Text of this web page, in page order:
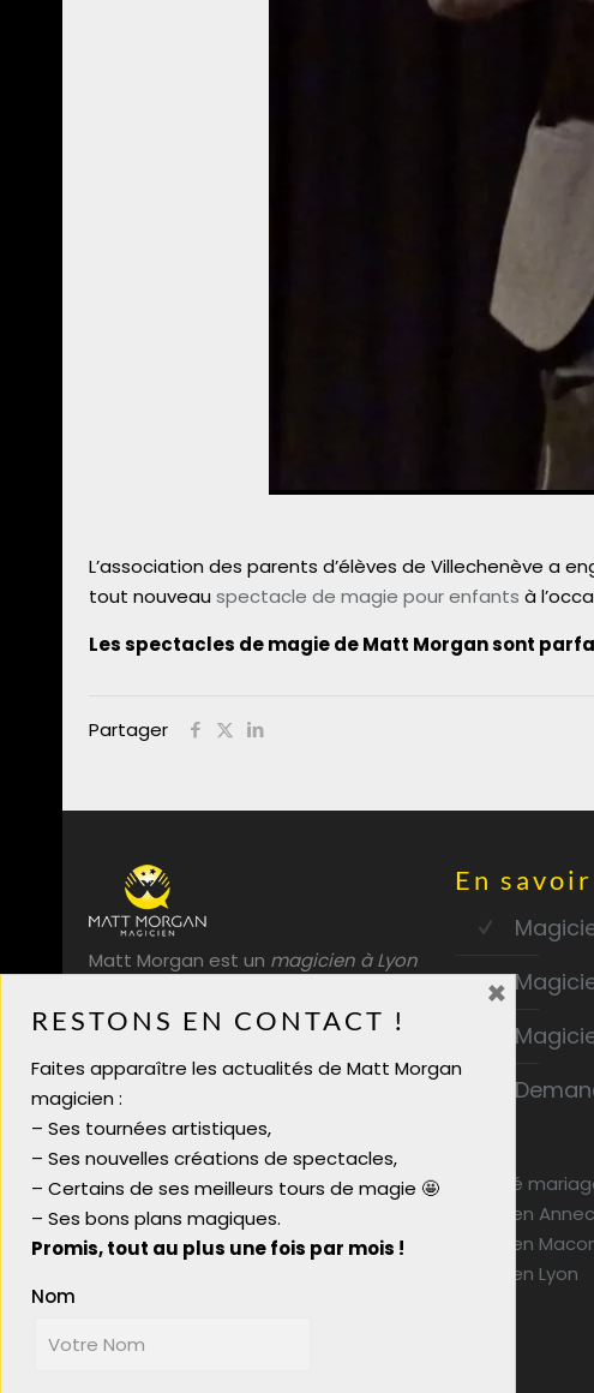
L’association des parents d’élèves de Villechenève a
tout nouveauspectacle de magie pour enfants à
Les spectacles de magie de Matt Morgan sont
Partager
Matt Morgan est un magicien à Lyon
particuliers, spectacle de magie
magie à votre événement !
Plan du site
Magicien close up mariage
Idée animation entreprise
En
Activité
Magicien
Magicien
Magicien Lyon
RESTONS EN CONTACT !
Faites apparaître les actualités de Matt Morgan
magicien :
– Ses tournées artistiques,
– Ses nouvelles créations de spectacles,
– Certains de ses meilleurs tours de magie 🤩
– Ses bons plans magiques.
Promis, tout au plus une fois par mois !
Nom
×